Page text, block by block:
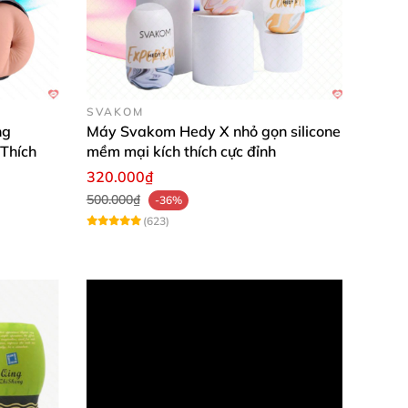
kích thước đa dạng khác)
. Kích thước nhỏ
chàng trông thấy rõ cậu “nhỏ” ra vào bên
. Sản phẩm sở hữu
SVAKOM
Máy Svakom Hedy X nhỏ gọn silicone
mềm mại kích thích cực đỉnh
320.000₫
500.000₫
-36%
(623)